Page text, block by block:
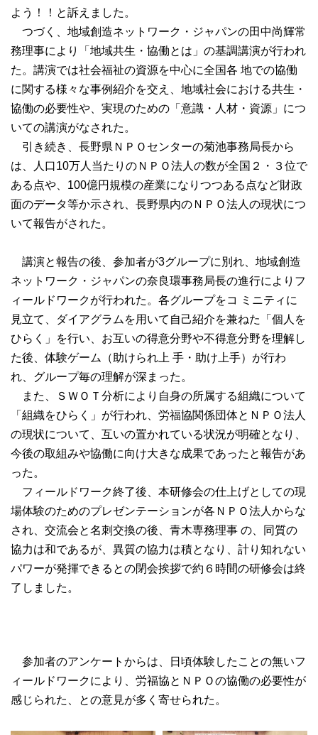
よう！！と訴えました。
つづく、地域創造ネットワーク・ジャパンの田中尚輝常
務理事により「地域共生・協働とは」の基調講演が行われ
た。講演では社会福祉の資源を中心に全国各 地での協働
に関する様々な事例紹介を交え、地域社会における共生・
協働の必要性や、実現のための「意識・人材・資源」につ
いての講演がなされた。
引き続き、長野県ＮＰＯセンターの菊池事務局長から
は、人口10万人当たりのＮＰＯ法人の数が全国２・３位で
ある点や、100億円規模の産業になりつつある点など財政
面のデータ等か示され、長野県内のＮＰＯ法人の現状につ
いて報告がされた。
講演と報告の後、参加者が3グループに別れ、地域創造
ネットワーク・ジャパンの奈良環事務局長の進行によりフ
ィールドワークが行われた。各グループをコ ミニティに
見立て、ダイアグラムを用いて自己紹介を兼ねた「個人を
ひらく」を行い、お互いの得意分野や不得意分野を理解し
た後、体験ゲーム（助けられ上 手・助け上手）が行わ
れ、グループ毎の理解が深まった。
また、ＳＷＯＴ分析により自身の所属する組織について
「組織をひらく」が行われ、労福協関係団体とＮＰＯ法人
の現状について、互いの置かれている状況が明確となり、
今後の取組みや協働に向け大きな成果であったと報告があ
った。
フィールドワーク終了後、本研修会の仕上げとしての現
場体験のためのプレゼンテーションが各ＮＰＯ法人からな
され、交流会と名刺交換の後、青木専務理事 の、同質の
協力は和であるが、異質の協力は積となり、計り知れない
パワーが発揮できるとの閉会挨拶で約６時間の研修会は終
了しました。
参加者のアンケートからは、日頃体験したことの無いフ
ィールドワークにより、労福協とＮＰＯの協働の必要性が
感じられた、との意見が多く寄せられた。